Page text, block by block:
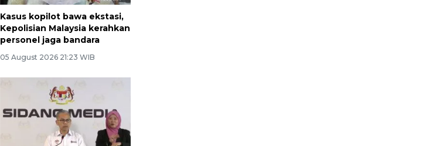
Kasus kopilot bawa ekstasi,
Kepolisian Malaysia kerahkan
personel jaga bandara
05 August 2026 21:23 WIB